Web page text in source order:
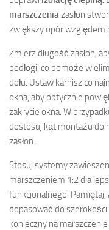
marszczenia zasłon
zwiększy opór względem
Zmierz długość zasłon,
podłogi, co pomoże w
dołu. Ustaw karnisz co
okna, aby optycznie
zakrycie okna. W
dostosuj kąt montażu do
zasłon.
Stosuj systemy
marszczeniem 1:2 dla
funkcjonalnego. Pamiętaj,
dopasować do szerokości
konieczny na